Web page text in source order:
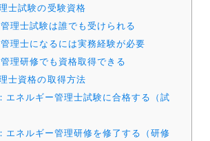
士試験の受験資格
理士試験は誰でも受けられる
理士になるには実務経験が必要
理研修でも資格取得できる
士資格の取得方法
エネルギー管理士試験に合格する（試
エネルギー管理研修を修了する（研修